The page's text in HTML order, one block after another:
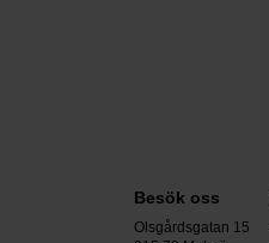
Besök oss
Olsgårdsgatan 15